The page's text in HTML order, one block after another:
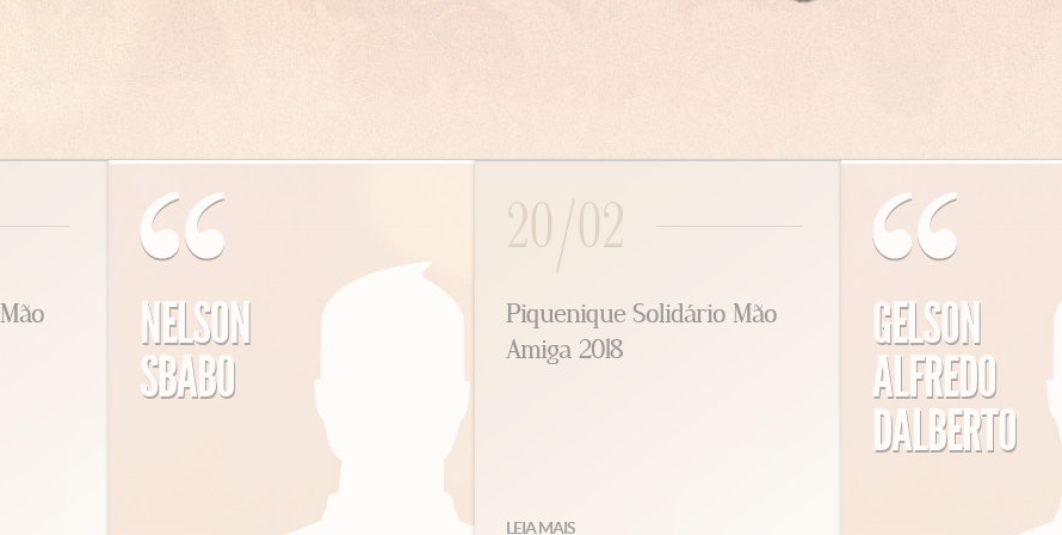
NELSON
SBABO
20/02
Piquenique Solidário Mão
Amiga 2018
LEIA MAIS
GELSON
ALFREDO
DALBERTO